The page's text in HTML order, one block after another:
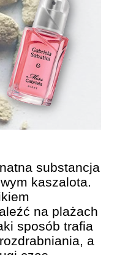
substancja
kaszalota.
na plażach
sposób trafia
a